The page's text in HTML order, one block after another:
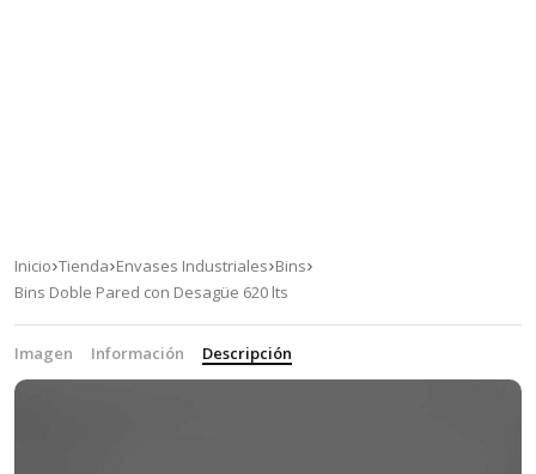
Inicio Tienda Envases Industriales Bins
Bins Doble Pared con Desagüe 620 lts
Imagen Información Descripción